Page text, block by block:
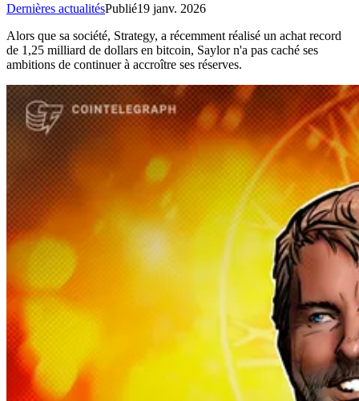
Dernières actualitésPublié19 janv. 2026
Alors que sa société, Strategy, a récemment réalisé un achat record
de 1,25 milliard de dollars en bitcoin, Saylor n'a pas caché ses
ambitions de continuer à accroître ses réserves.